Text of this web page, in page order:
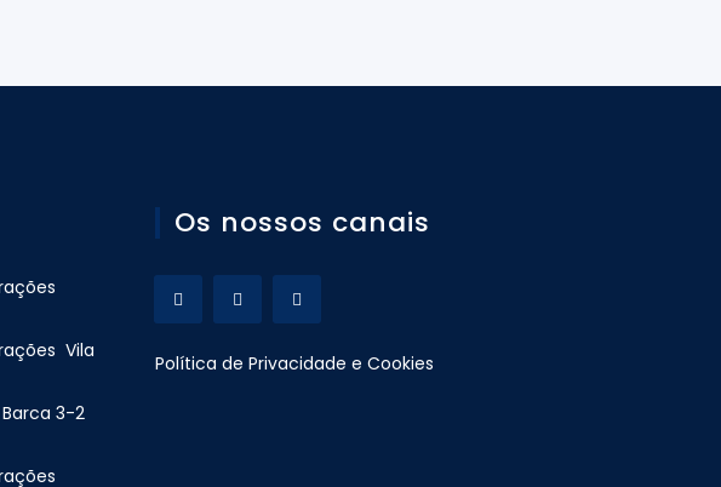
Vila
3-2
Os nossos canais
Política de Privacidade e Cookies